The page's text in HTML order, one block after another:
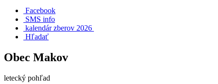
Facebook
SMS info
​ kalendár zberov 2026
Hľadať
Obec Makov
letecký pohľad